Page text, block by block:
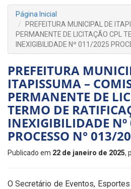
Página Inicial
PREFEITURA MUNICIPAL DE
PERMANENTE DE LICITAÇÃO CPL
INEXIGIBILIDADE Nº 011/2025
PREFEITURA
ITAPISSUMA –
PERMANENTE DE
TERMO DE
INEXIGIBILIDADE
PROCESSO N° 013/
Publicado em 22 de janeiro de 2025,
O Secretário de Eventos,